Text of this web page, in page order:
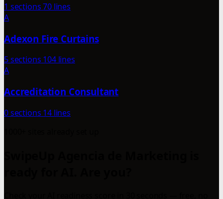
1 sections70 lines
A
Adexon Fire Curtains
5 sections 104 lines
A
Accreditation Consultant
0 sections 14 lines